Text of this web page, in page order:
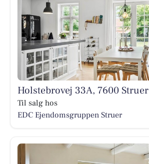
Holstebrovej 33A, 7600 Struer
Til salg hos
EDC Ejen­doms­grup­pen Struer